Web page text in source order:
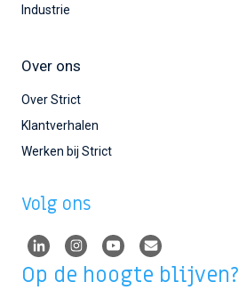
Industrie
Over ons
Over Strict
Klantverhalen
Werken bij Strict
Volg ons
Op de hoogte blijven?